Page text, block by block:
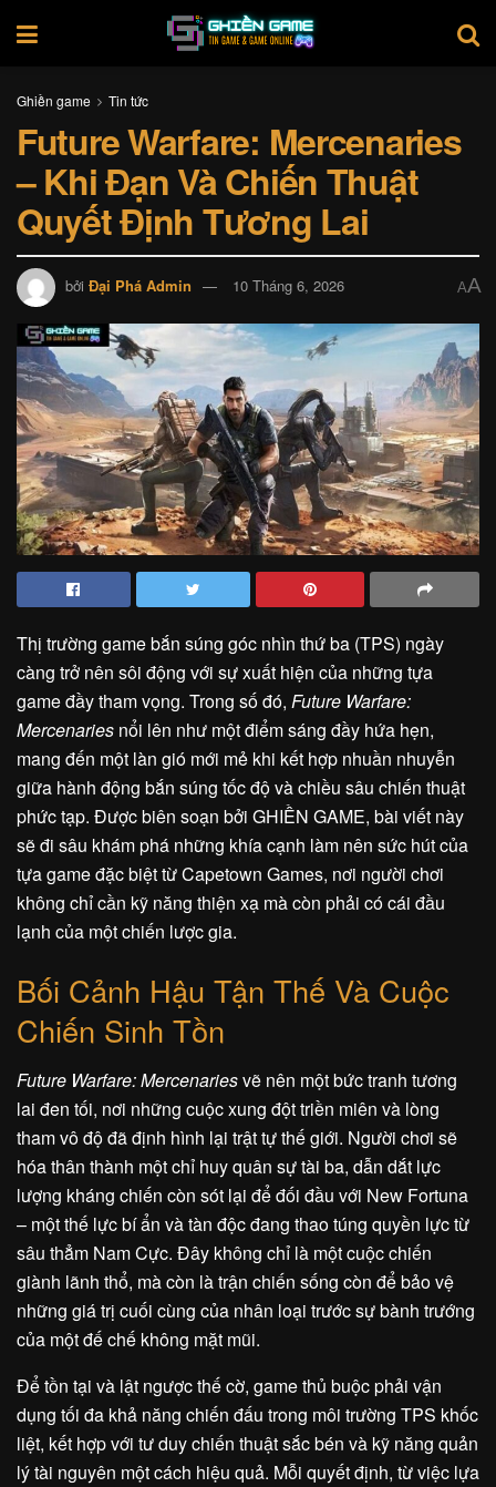
Ghiền game Tin tức
Future Warfare: Mercenaries
– Khi Đạn Và Chiến Thuật
Quyết Định Tương Lai
bởi Đại Phá Admin 10 Tháng 6, 2026 AA
Thị trường game bắn súng góc nhìn thứ ba (TPS) ngày
càng trở nên sôi động với sự xuất hiện của những tựa
game đầy tham vọng. Trong số đó, Future Warfare:
Mercenaries nổi lên như một điểm sáng đầy hứa hẹn,
mang đến một làn gió mới mẻ khi kết hợp nhuần nhuyễn
giữa hành động bắn súng tốc độ và chiều sâu chiến thuật
phức tạp. Được biên soạn bởi GHIỀN GAME, bài viết này
sẽ đi sâu khám phá những khía cạnh làm nên sức hút của
tựa game đặc biệt từ Capetown Games, nơi người chơi
không chỉ cần kỹ năng thiện xạ mà còn phải có cái đầu
lạnh của một chiến lược gia.
Bối Cảnh Hậu Tận Thế Và Cuộc
Chiến Sinh Tồn
Future Warfare: Mercenariesvẽ nên một bức tranh tương
lai đen tối, nơi những cuộc xung đột triền miên và lòng
tham vô độ đã định hình lại trật tự thế giới. Người chơi sẽ
hóa thân thành một chỉ huy quân sự tài ba, dẫn dắt lực
lượng kháng chiến còn sót lại để đối đầu với New Fortuna
– một thế lực bí ẩn và tàn độc đang thao túng quyền lực từ
sâu thẳm Nam Cực. Đây không chỉ là một cuộc chiến
giành lãnh thổ, mà còn là trận chiến sống còn để bảo vệ
những giá trị cuối cùng của nhân loại trước sự bành trướng
của một đế chế không mặt mũi.
Để tồn tại và lật ngược thế cờ, game thủ buộc phải vận
dụng tối đa khả năng chiến đấu trong môi trường TPS khốc
liệt, kết hợp với tư duy chiến thuật sắc bén và kỹ năng quản
lý tài nguyên một cách hiệu quả. Mỗi quyết định, từ việc lựa